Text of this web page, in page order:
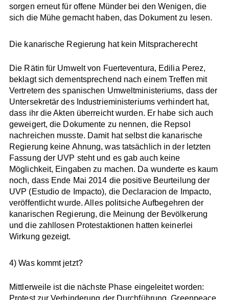
sorgen erneut für offene Münder bei den Wenigen, die
sich die Mühe gemacht haben, das Dokument zu lesen.
Die kanarische Regierung hat kein Mitspracherecht
Die Rätin für Umwelt von Fuerteventura, Edilia Perez,
beklagt sich dementsprechend nach einem Treffen mit
Vertretern des spanischen Umweltministeriums, dass der
Untersekretär des Industrieministeriums verhindert hat,
dass ihr die Akten überreicht wurden. Er habe sich auch
geweigert, die Dokumente zu nennen, die Repsol
nachreichen musste. Damit hat selbst die kanarische
Regierung keine Ahnung, was tatsächlich in der letzten
Fassung der UVP steht und es gab auch keine
Möglichkeit, Eingaben zu machen. Da wunderte es kaum
noch, dass Ende Mai 2014 die positive Beurteilung der
UVP (Estudio de Impacto), die Declaracion de Impacto,
veröffentlicht wurde. Alles politsiche Aufbegehren der
kanarischen Regierung, die Meinung der Bevölkerung
und die zahllosen Protestaktionen hatten keinerlei
Wirkung gezeigt.
4) Was kommt jetzt?
Mittlerweile ist die nächste Phase eingeleitet worden:
Protest zur Verhinderung der Durchführung. Greenpeace